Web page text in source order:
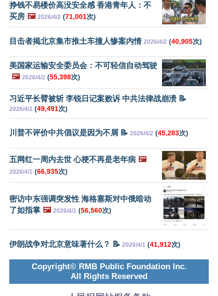
挣钱不易楼价高没安全感 香港青年人：不
买房 🖼️ 2026/4/2 (71,001次)
目击者揭北京集市推土车撞人惨案内情 2026/4/2 (40,905次)
美国家运输安全委员会：不可轻信自动驾驶
🖼️ 2026/4/2 (55,398次)
习近平长臂被斩 李锐日记案败诉 中共法律战崩溃 📝
2026/4/2 (49,491次)
川普不评价中共倡议是因为不屑 📝 2026/4/2 (45,283次)
五网红一周内去世 心梗不再是老年病 🖼️
2026/4/1 (66,935次)
密访中东强调突发性 海格塞斯对中俄暗动
了如指掌 🖼️ 2026/4/1 (56,560次)
伊朗战争对北京意味著什么？ 📝 2026/4/1 (41,912次)
Copyright© RMB Public Foundation Inc.
All Rights Reserved